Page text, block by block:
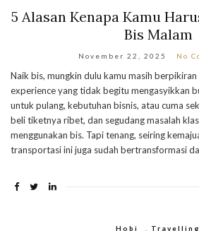
5 Alasan Kenapa Kamu
Bis Malam
November 22, 2025 No
Naik bis, mungkin dulu kamu masih
experience yang tidak begitu mengasyikkan
untuk pulang, kebutuhan bisnis, atau cuma
beli tiketnya ribet, dan segudang masalah
menggunakan bis. Tapi tenang, seiring
transportasi ini juga sudah bertransformasi
Hobi Travelling